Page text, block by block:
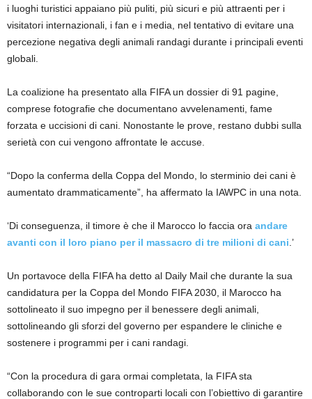
i luoghi turistici appaiano più puliti, più sicuri e più attraenti per i
visitatori internazionali, i fan e i media, nel tentativo di evitare una
percezione negativa degli animali randagi durante i principali eventi
globali.
La coalizione ha presentato alla FIFA un dossier di 91 pagine,
comprese fotografie che documentano avvelenamenti, fame
forzata e uccisioni di cani. Nonostante le prove, restano dubbi sulla
serietà con cui vengono affrontate le accuse.
“Dopo la conferma della Coppa del Mondo, lo sterminio dei cani è
aumentato drammaticamente”, ha affermato la IAWPC in una nota.
‘Di conseguenza, il timore è che il Marocco lo faccia ora andare
avanti con il loro piano per il massacro di tre milioni di cani .’
Un portavoce della FIFA ha detto al Daily Mail che durante la sua
candidatura per la Coppa del Mondo FIFA 2030, il Marocco ha
sottolineato il suo impegno per il benessere degli animali,
sottolineando gli sforzi del governo per espandere le cliniche e
sostenere i programmi per i cani randagi.
“Con la procedura di gara ormai completata, la FIFA sta
collaborando con le sue controparti locali con l’obiettivo di garantire